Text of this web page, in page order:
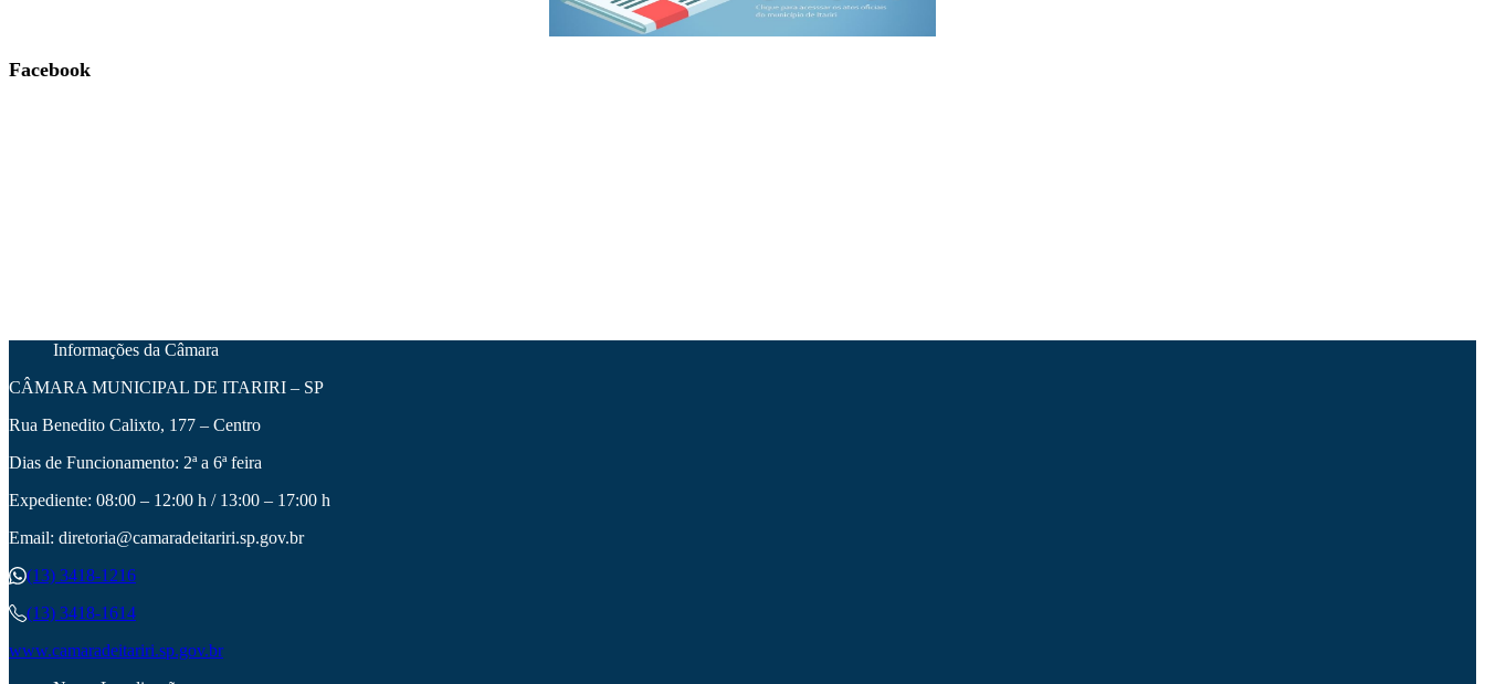
Facebook
Informações da Câmara
CÂMARA MUNICIPAL DE ITARIRI – SP
Rua Benedito Calixto, 177 – Centro
Dias de Funcionamento: 2ª a 6ª feira
Expediente: 08:00 – 12:00 h / 13:00 – 17:00 h
Email: diretoria@camaradeitariri.sp.gov.br
(13) 3418-1216
(13) 3418-1614
www.camaradeitariri.sp.gov.br